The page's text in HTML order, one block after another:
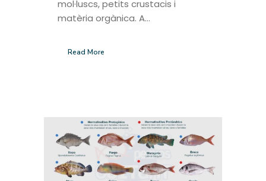
mol·luscs, petits crustacis i
matèria orgànica. A...
Read More